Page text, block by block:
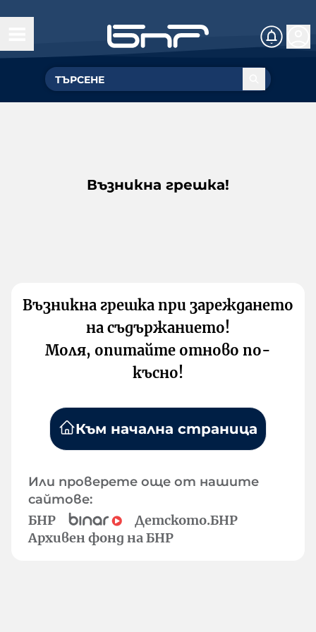
Възникна грешка!
Възникна грешка при зареждането
на съдържанието!
Моля, опитайте отново по-
късно!
Към начална страница
Или проверете още от нашите
сайтове:
БНР
Детското.БНР
Архивен фонд на БНР